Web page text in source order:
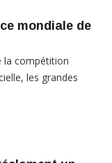
mondiale de
la compétition
les grandes